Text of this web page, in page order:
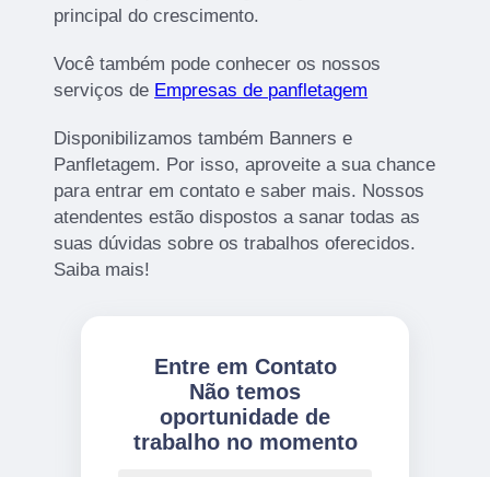
principal do crescimento.
Você também pode conhecer os nossos
serviços de Empresas de panfletagem
Disponibilizamos também Banners e
Panfletagem. Por isso, aproveite a sua chance
para entrar em contato e saber mais. Nossos
atendentes estão dispostos a sanar todas as
suas dúvidas sobre os trabalhos oferecidos.
Saiba mais!
Entre em Contato
Não temos
oportunidade de
trabalho no momento